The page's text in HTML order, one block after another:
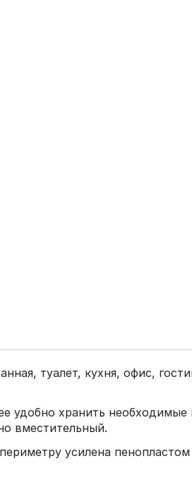
туалет, кухня, офис,
удобно хранить
вместительный.
усилена